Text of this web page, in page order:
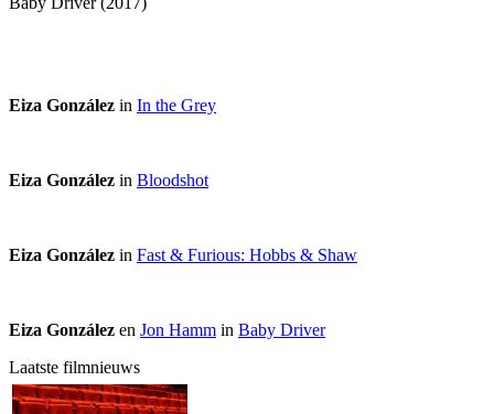
Eiza González in In the Grey
Eiza González in Bloodshot
Eiza González in Fast & Furious: Hobbs & Shaw
Eiza González en Jon Hamm in Baby Driver
Laatste filmnieuws